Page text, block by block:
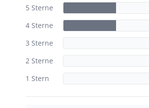
5 Sterne
4 Sterne
3 Sterne
2 Sterne
1 Stern